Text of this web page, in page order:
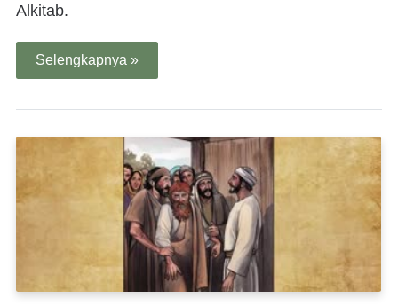
Alkitab.
Selengkapnya »